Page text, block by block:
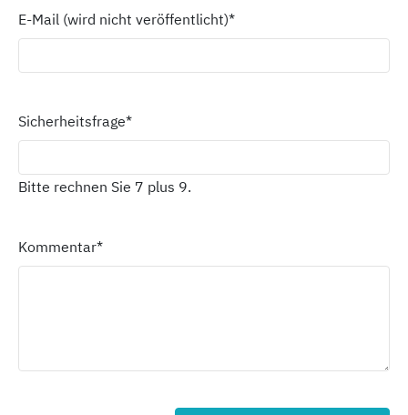
E-Mail (wird nicht veröffentlicht)*
Sicherheitsfrage*
Bitte rechnen Sie 7 plus 9.
Kommentar*